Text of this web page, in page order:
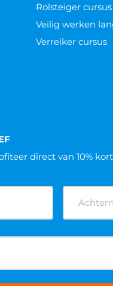
Rolsteiger cursus
Veilig werken
Verreiker cursus
direct van 10%